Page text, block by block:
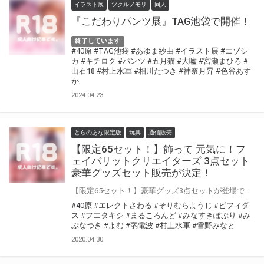
イラスト展 ツクルノモリ 同人
『こだわりパンツ展』TAG池袋で開催！
終了しています
#40原 #TAG池袋 #あゆま紗由 #イラスト展 #エゾシ
カ #キチロク #パンツ #五月猫 #大嘘 #宮瀬まひろ #
山石18 #村上水軍 #相川たつき #神奈月昇 #色谷あす
か
2024.04.23
とらのあな限定版 玩具 通信販売
【限定65セット！】飾って 元気に！フ
ェイバリットクリエイターズ 3点セット
豪華グッズセット販売が決定！
#40原 #エレクトさわる #そりむらようじ #ビフィダ
ス #フエタキシ #まるころんど #みなすきぽぷり #み
ぶなつき #よむ #弱電波 #村上水軍 #雪野みなと
2020.04.30